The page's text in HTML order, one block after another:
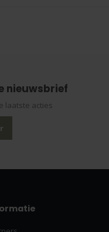
nieuwsbrief
laatste acties